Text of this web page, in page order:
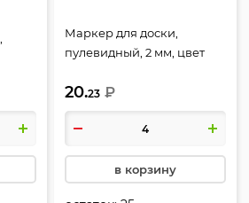
Маркер для доски,
пулевидный, 2 мм, цвет
картонная коробка,
Vortex, Mazari, M-15216-71
20.23 ₽
в корзину